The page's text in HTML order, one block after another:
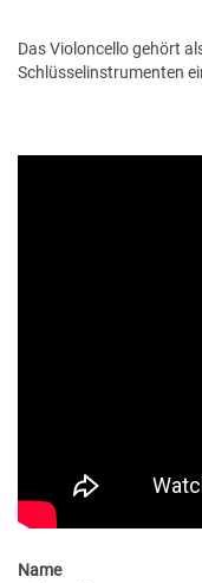
Das Violoncello gehört
Schlüsselinstrumenten
Name